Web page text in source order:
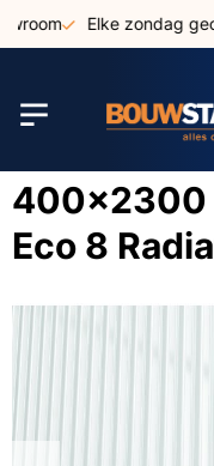
naar
Elke zondag
400x2300
Eco 8